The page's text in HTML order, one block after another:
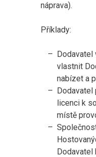
náprava).
Příklady:
Dodavatel
vlastnit
nabízet a
licenci k
místě
Dodavatel